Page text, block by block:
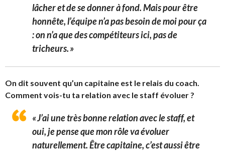
lâcher et de se donner à fond. Mais pour être
honnête, l’équipe n’a pas besoin de moi pour ça
: on n’a que des compétiteurs ici, pas de
tricheurs. »
On dit souvent qu’un capitaine est le relais du coach.
Comment vois-tu ta relation avec le staff évoluer ?
« J’ai une très bonne relation avec le staff, et
oui, je pense que mon rôle va évoluer
naturellement. Être capitaine, c’est aussi être